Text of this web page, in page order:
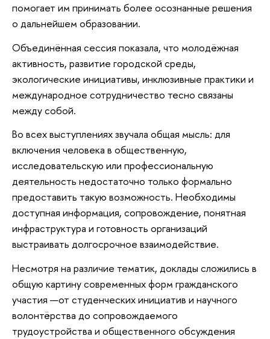
помогает им принимать более осознанные решения
о дальнейшем образовании.
Объединённая сессия показала, что молодёжная
активность, развитие городской среды,
экологические инициативы, инклюзивные практики и
международное сотрудничество тесно связаны
между собой.
Во всех выступлениях звучала общая мысль: для
включения человека в общественную,
исследовательскую или профессиональную
деятельность недостаточно только формально
предоставить такую возможность. Необходимы
доступная информация, сопровождение, понятная
инфраструктура и готовность организаций
выстраивать долгосрочное взаимодействие.
Несмотря на различие тематик, доклады сложились в
общую картину современных форм гражданского
участия —от студенческих инициатив и научного
волонтёрства до сопровождаемого
трудоустройства и общественного обсуждения